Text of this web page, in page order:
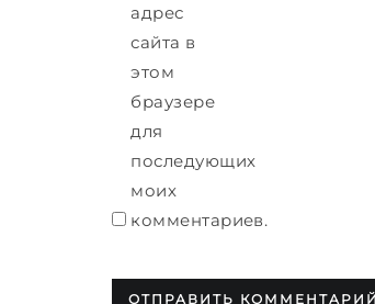
адрес
сайта в
этом
браузере
для
последующих
моих
комментариев.